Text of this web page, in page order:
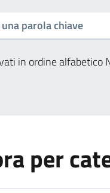
in ordine alfabetico
per